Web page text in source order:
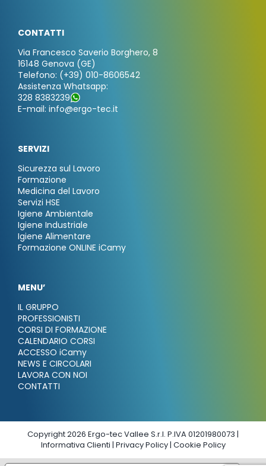
CONTATTI
Via Francesco Saverio Borghero, 8
16148 Genova (GE)
Telefono: (+39) 010-8606542
Assistenza Whatsapp:
328 8383239
E-mail: info@ergo-tec.it
SERVIZI
Sicurezza sul Lavoro
Formazione
Medicina del Lavoro
Servizi HSE
Igiene Ambientale
Igiene Industriale
Igiene Alimentare
Formazione ONLINE iCamy
MENU’
IL GRUPPO
PROFESSIONISTI
CORSI DI FORMAZIONE
CALENDARIO CORSI
ACCESSO iCamy
NEWS E CIRCOLARI
LAVORA CON NOI
CONTATTI
Copyright 2026 Ergo-tec Vallee S.r.l. P.IVA 01201980073 |
Informativa Clienti | Privacy Policy| Cookie Policy